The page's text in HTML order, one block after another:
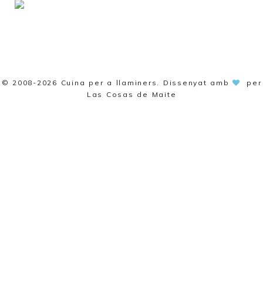
© 2008-2026 Cuina per a llaminers . Dissenyat amb
per
Las Cosas de Maite